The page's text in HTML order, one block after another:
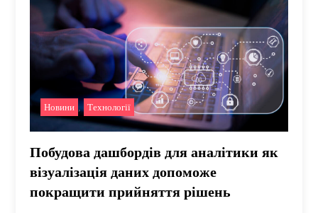
Новини Технології
Побудова дашбордів для аналітики як
візуалізація даних допоможе
покращити прийняття рішень